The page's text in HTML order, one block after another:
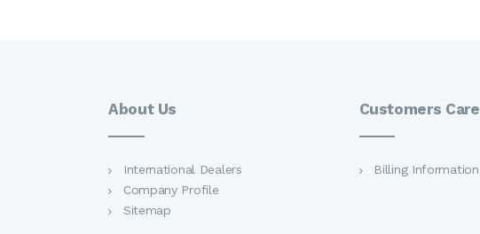
About Us
International Dealers
Company Profile
Sitemap
Customers Care
Billing Information